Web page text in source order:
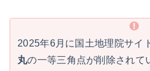
2025年6月に国土地理院サイ
丸の一等三角点が削除されて